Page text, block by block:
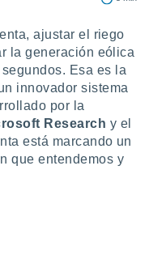
ajustar el riego
la generación eólica
Esa es la
innovador sistema
por la
Research y el
está marcando un
que entendemos y